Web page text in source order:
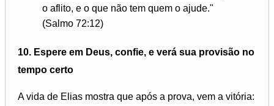
o aflito, e o que não tem quem o ajude."
(Salmo 72:12)
10. Espere em Deus, confie, e verá sua provisão no
tempo certo
A vida de Elias mostra que após a prova, vem a vitória: